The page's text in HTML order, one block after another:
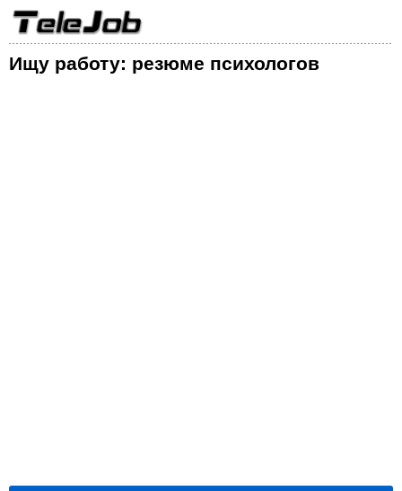
Ищу работу: резюме психологов